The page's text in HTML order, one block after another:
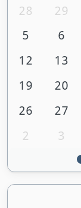
28 29
5
6
12
13
19
20
26
27
2
3